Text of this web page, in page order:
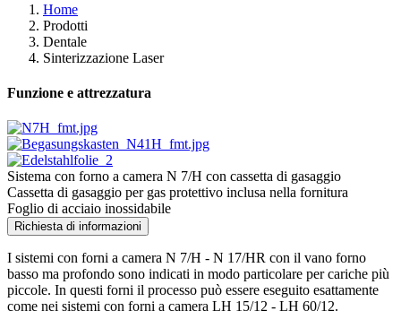
Home
Prodotti
Dentale
Sinterizzazione Laser
Funzione e attrezzatura
Sistema con forno a camera N 7/H con cassetta di gasaggio
Cassetta di gasaggio per gas protettivo inclusa nella fornitura
Foglio di acciaio inossidabile
Richiesta di informazioni
I sistemi con forni a camera N 7/H - N 17/HR con il vano forno
basso ma profondo sono indicati in modo particolare per cariche più
piccole. In questi forni il processo può essere eseguito esattamente
come nei sistemi con forni a camera LH 15/12 - LH 60/12.